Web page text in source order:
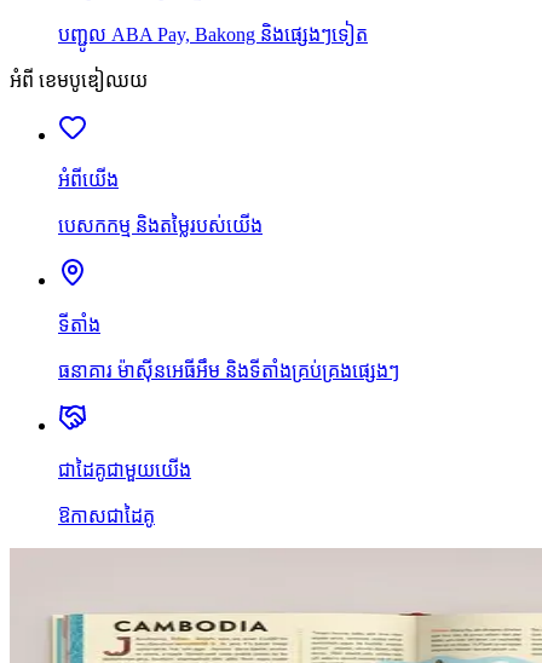
បញ្ជូល ABA Pay, Bakong និងផ្សេងៗទៀត
អំពី ខេមបូឌៀឈយ
អំពីយើង
បេសកកម្ម និងតម្លៃរបស់យើង
ទីតាំង
ធនាគារ ម៉ាស៊ីនអេធីអឹម និងទីតាំងគ្រប់គ្រងផ្សេងៗ
ជាដៃគូជាមួយយើង
ឱកាសជាដៃគូ